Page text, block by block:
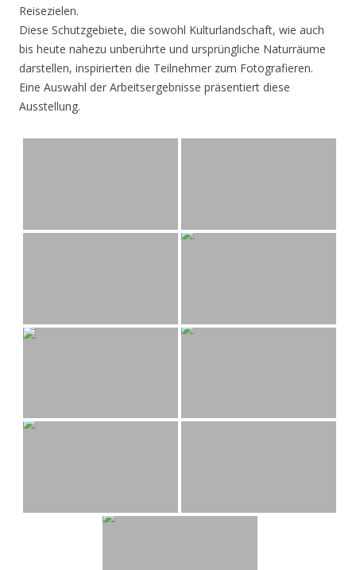
Reisezielen.
Diese Schutzgebiete, die sowohl Kulturlandschaft, wie auch
bis heute nahezu unberührte und ursprüngliche Naturräume
darstellen, inspirierten die Teilnehmer zum Fotografieren.
Eine Auswahl der Arbeitsergebnisse präsentiert diese
Ausstellung.